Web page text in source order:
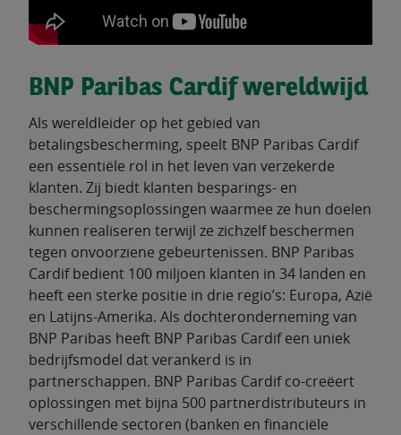
BNP Paribas Cardif wereldwijd
Als wereldleider op het gebied van
betalingsbescherming, speelt BNP Paribas Cardif
een essentiële rol in het leven van verzekerde
klanten. Zij biedt klanten besparings- en
beschermingsoplossingen waarmee ze hun doelen
kunnen realiseren terwijl ze zichzelf beschermen
tegen onvoorziene gebeurtenissen. BNP Paribas
Cardif bedient 100 miljoen klanten in 34 landen en
heeft een sterke positie in drie regio’s: Europa, Azië
en Latijns-Amerika. Als dochteronderneming van
BNP Paribas heeft BNP Paribas Cardif een uniek
bedrijfsmodel dat verankerd is in
partnerschappen. BNP Paribas Cardif co-creëert
oplossingen met bijna 500 partnerdistributeurs in
verschillende sectoren (banken en financiële